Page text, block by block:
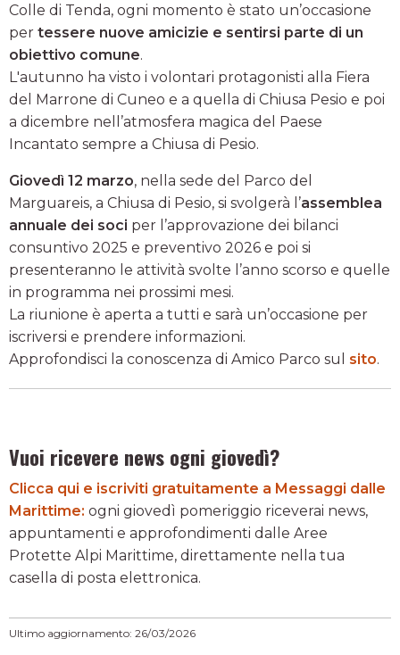
Colle di Tenda, ogni momento è stato un’occasione
per tessere nuove amicizie e sentirsi parte di un
obiettivo comune.
L'autunno ha visto i volontari protagonisti alla Fiera
del Marrone di Cuneo e a quella di Chiusa Pesio e poi
a dicembre nell’atmosfera magica del Paese
Incantato sempre a Chiusa di Pesio.
Giovedì 12 marzo, nella sede del Parco del
Marguareis, a Chiusa di Pesio, si svolgerà l’assemblea
annuale dei soci per l’approvazione dei bilanci
consuntivo 2025 e preventivo 2026 e poi si
presenteranno le attività svolte l’anno scorso e quelle
in programma nei prossimi mesi.
La riunione è aperta a tutti e sarà un’occasione per
iscriversi e prendere informazioni.
Approfondisci la conoscenza di Amico Parco sul sito.
Vuoi ricevere news ogni giovedì?
Clicca qui e iscriviti gratuitamente a Messaggi dalle
Marittime: ogni giovedì pomeriggio riceverai news,
appuntamenti e approfondimenti dalle Aree
Protette Alpi Marittime, direttamente nella tua
casella di posta elettronica.
Ultimo aggiornamento: 26/03/2026